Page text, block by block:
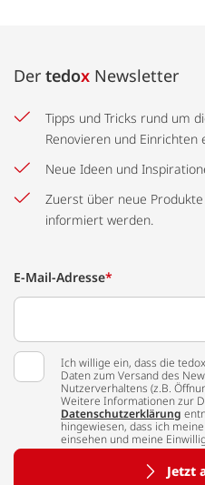
Der tedox Newsletter
Tipps und Tricks rund um
Renovieren und Einrichten
Neue Ideen und
Zuerst über neue
informiert werden.
E-Mail-Adresse*
Ich willige ein, dass die
Daten zum Versand des
Nutzerverhaltens (z.B.
Weitere Informationen zur
Datenschutzerklärung
hingewiesen, dass ich
einsehen und meine
Jetzt